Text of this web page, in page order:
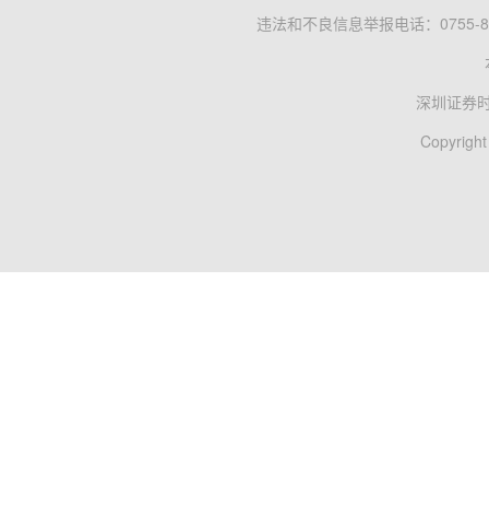
违法和不良信息举报电话：0755-
深圳证券